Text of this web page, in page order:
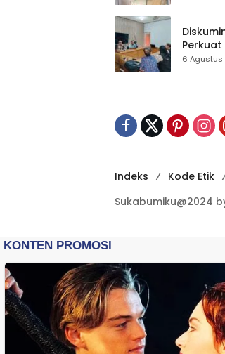
Hampir
Perkuat
Sensus
6 Agustus
Indeks Kode Etik
Sukabumiku@2024